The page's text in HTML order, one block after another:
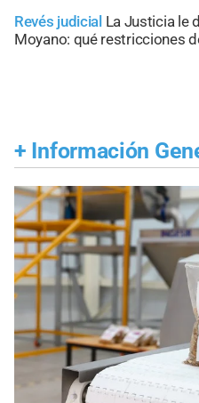
Revés judicial La Justicia le
Moyano: qué restricciones
+ Información